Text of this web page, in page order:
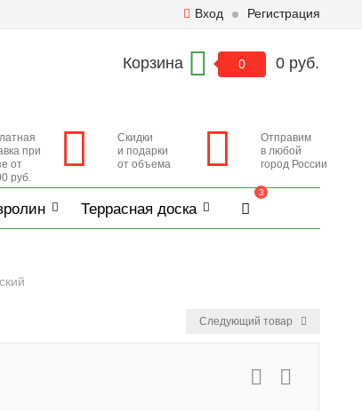
Вход Регистрация
Корзина 0 0 руб.
при
от
руб.
Скидки
и подарки
от объема
Отправим
в любой
город России
Террасная доска
3
Следующий товар